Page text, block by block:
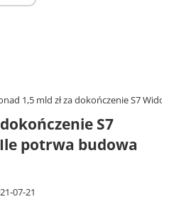
1,5 mld zł za dokończenie S7
S7
potrwa budowa
07-21